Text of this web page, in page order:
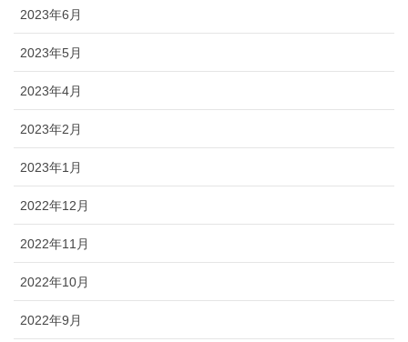
2023年6月
2023年5月
2023年4月
2023年2月
2023年1月
2022年12月
2022年11月
2022年10月
2022年9月